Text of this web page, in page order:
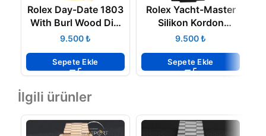
Rolex Day-Date 1803
With Burl Wood Dial
41 mm
₺
Sepete Ekle
Rolex Yacht-Master
Silikon Kordon
116655 Seramik
₺
Sepete Ekle
İlgili ürünler